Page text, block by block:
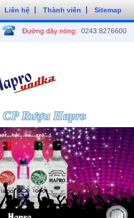
Liên hệ Thành viên Sitemap
Đường dây nóng: 0243.8276600
CP Rượu Hapro